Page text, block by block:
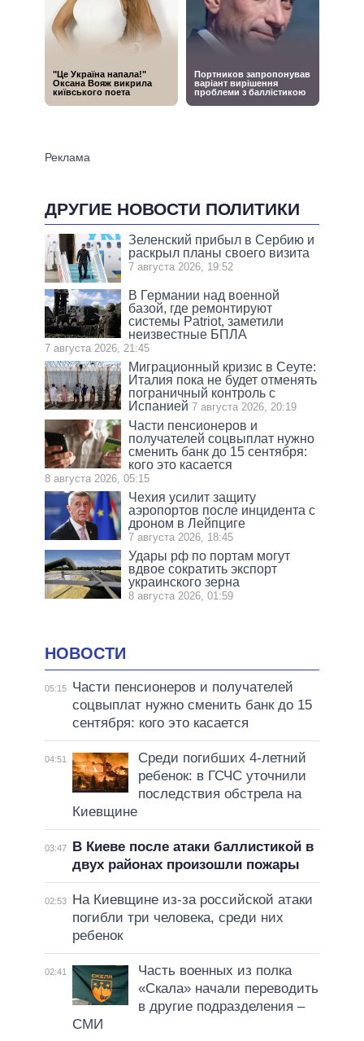
ДРУГИЕ НОВОСТИ ПОЛИТИКИ
Зеленский прибыл в Сербию и
раскрыл планы своего визита
7 августа 2026, 19:52
В Германии над военной
базой, где ремонтируют
системы Patriot, заметили
неизвестные БПЛА
7 августа 2026, 21:45
Миграционный кризис в Сеуте:
Италия пока не будет отменять
пограничный контроль с
Испанией 7 августа 2026, 20:19
Части пенсионеров и
получателей соцвыплат нужно
сменить банк до 15 сентября:
кого это касается
8 августа 2026, 05:15
Чехия усилит защиту
аэропортов после инцидента с
дроном в Лейпциге
7 августа 2026, 18:45
Удары рф по портам могут
вдвое сократить экспорт
украинского зерна
8 августа 2026, 01:59
НОВОСТИ
05:15
Части пенсионеров и получателей
соцвыплат нужно сменить банк до 15
сентября: кого это касается
04:51
Среди погибших 4-летний
ребенок: в ГСЧС уточнили
последствия обстрела на
Киевщине
03:47
В Киеве после атаки баллистикой в
двух районах произошли пожары
02:53
На Киевщине из-за российской атаки
погибли три человека, среди них
ребенок
02:41
Часть военных из полка
«Скала» начали переводить
в другие подразделения –
СМИ